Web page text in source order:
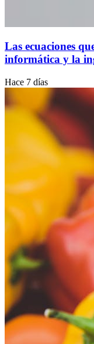
Las ecuaciones
informática y la
Hace 7 días